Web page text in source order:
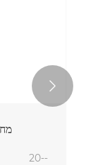
20--
